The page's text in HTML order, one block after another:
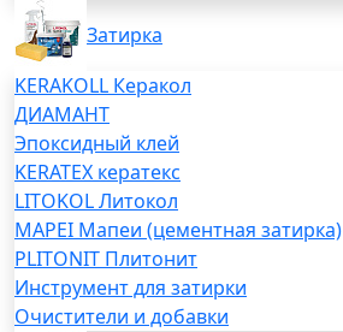
Затирка
KERAKOLL Керакол
ДИАМАНТ
Эпоксидный клей
KERATEX кератекс
LITOKOL Литокол
MAPEI Мапеи (цементная затирка)
PLITONIT Плитонит
Инструмент для затирки
Очистители и добавки